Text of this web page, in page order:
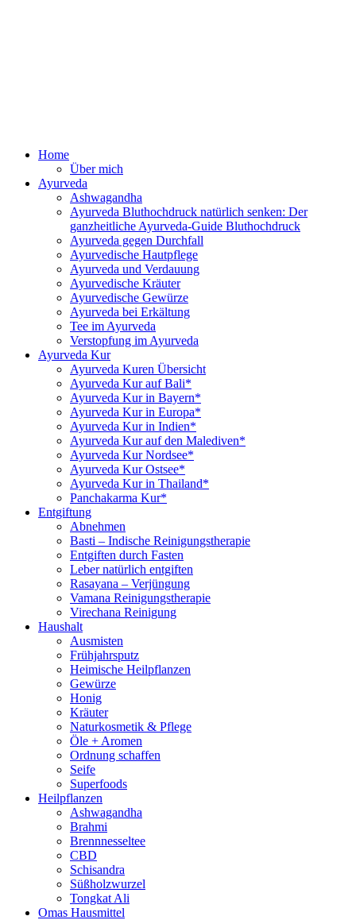
Home
Über mich
Ayurveda
Ashwagandha
Ayurveda Bluthochdruck natürlich senken: Der
ganzheitliche Ayurveda-Guide Bluthochdruck
Ayurveda gegen Durchfall
Ayurvedische Hautpflege
Ayurveda und Verdauung
Ayurvedische Kräuter
Ayurvedische Gewürze
Ayurveda bei Erkältung
Tee im Ayurveda
Verstopfung im Ayurveda
Ayurveda Kur
Ayurveda Kuren Übersicht
Ayurveda Kur auf Bali*
Ayurveda Kur in Bayern*
Ayurveda Kur in Europa*
Ayurveda Kur in Indien*
Ayurveda Kur auf den Malediven*
Ayurveda Kur Nordsee*
Ayurveda Kur Ostsee*
Ayurveda Kur in Thailand*
Panchakarma Kur*
Entgiftung
Abnehmen
Basti – Indische Reinigungstherapie
Entgiften durch Fasten
Leber natürlich entgiften
Rasayana – Verjüngung
Vamana Reinigungstherapie
Virechana Reinigung
Haushalt
Ausmisten
Frühjahrsputz
Heimische Heilpflanzen
Gewürze
Honig
Kräuter
Naturkosmetik & Pflege
Öle + Aromen
Ordnung schaffen
Seife
Superfoods
Heilpflanzen
Ashwagandha
Brahmi
Brennnesseltee
CBD
Schisandra
Süßholzwurzel
Tongkat Ali
Omas Hausmittel